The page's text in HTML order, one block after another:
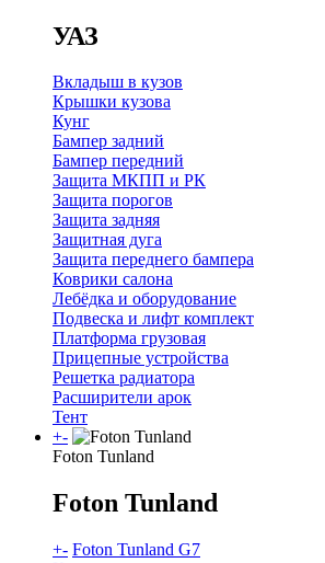
УАЗ
Вкладыш в кузов
Крышки кузова
Кунг
Бампер задний
Бампер передний
Защита МКПП и РК
Защита порогов
Защита задняя
Защитная дуга
Защита переднего бампера
Коврики салона
Лебёдка и оборудование
Подвеска и лифт комплект
Платформа грузовая
Прицепные устройства
Решетка радиатора
Расширители арок
Тент
+-
Foton Tunland
Foton Tunland
+- Foton Tunland G7